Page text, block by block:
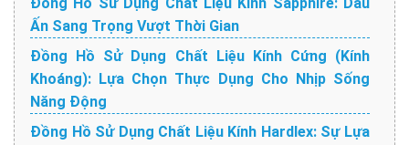
Đồng Hồ Sử Dụng Chất Liệu Kính Sapphire: Dấu
Ấn Sang Trọng Vượt Thời Gian
Đồng Hồ Sử Dụng Chất Liệu Kính Cứng (Kính
Khoáng): Lựa Chọn Thực Dụng Cho Nhịp Sống
Năng Động
Đồng Hồ Sử Dụng Chất Liệu Kính Hardlex: Sự Lựa